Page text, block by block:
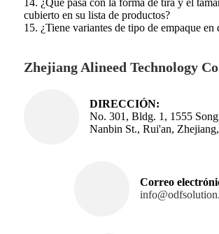
cubierto en su lista de productos?
15. ¿Tiene variantes de tipo de empaque en
Zhejiang Alineed Technology
DIRECCIÓN:
No. 301, Bldg. 1, 1555
Nanbin St., Rui'an,
Correo